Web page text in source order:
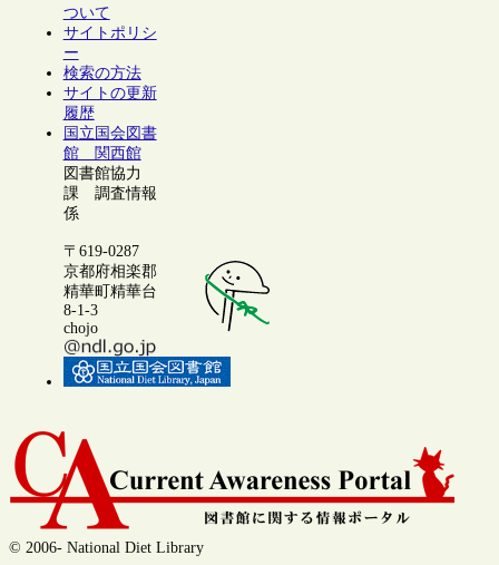
ついて
サイトポリシ
ー
検索の方法
サイトの更新
履歴
国立国会図書
館 関西館
図書館協力
課 調査情報
係
〒619-0287
京都府相楽郡
精華町精華台
8-1-3
chojo
© 2006- National Diet Library